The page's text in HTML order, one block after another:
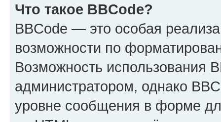
Что такое BBCode?
BBCode — это особая
возможности по
Возможность использования
администратором, однако
уровне сообщения в форме